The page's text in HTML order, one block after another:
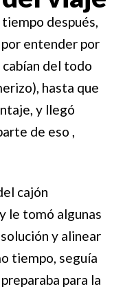
después,
entender por
del todo
hasta que
y llegó
de eso ,
cajón
le tomó algunas
y alinear
tiempo, seguía
para la